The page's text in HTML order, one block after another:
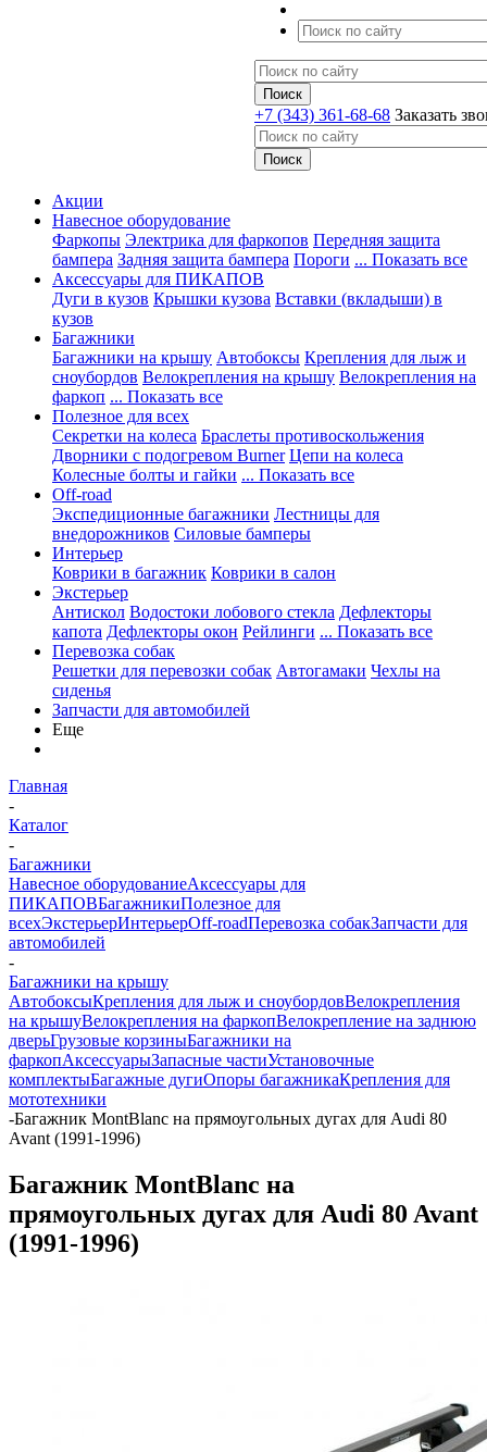
+7 (343) 361-68-68 Заказать
Акции
Навесное оборудование
Фаркопы Электрика для фаркопов Передняя защита
бампера Задняя защита бампера Пороги ... Показать все
Аксессуары для ПИКАПОВ
Дуги в кузов Крышки кузова Вставки (вкладыши) в
кузов
Багажники
Багажники на крышу Автобоксы Крепления для лыж и
сноубордов Велокрепления на крышу Велокрепления на
фаркоп ... Показать все
Полезное для всех
Секретки на колеса Браслеты противоскольжения
Дворники с подогревом Burner Цепи на колеса
Колесные болты и гайки ... Показать все
Off-road
Экспедиционные багажники Лестницы для
внедорожников Силовые бамперы
Интерьер
Коврики в багажник Коврики в салон
Экстерьер
Антискол Водостоки лобового стекла Дефлекторы
капота Дефлекторы окон Рейлинги ... Показать все
Перевозка собак
Решетки для перевозки собак Автогамаки Чехлы на
сиденья
Запчасти для автомобилей
Еще
Главная
-
Каталог
-
Багажники
Навесное оборудованиеАксессуары для
ПИКАПОВБагажникиПолезное для
всехЭкстерьерИнтерьерOff-roadПеревозка собакЗапчасти для
автомобилей
-
Багажники на крышу
АвтобоксыКрепления для лыж и сноубордовВелокрепления
на крышуВелокрепления на фаркопВелокрепление на заднюю
дверьГрузовые корзиныБагажники на
фаркопАксессуарыЗапасные частиУстановочные
комплектыБагажные дугиОпоры багажникаКрепления для
мототехники
-Багажник MontBlanc на прямоугольных дугах для Audi 80
Avant (1991-1996)
Багажник MontBlanc на
прямоугольных дугах для Audi 80 Avant
(1991-1996)